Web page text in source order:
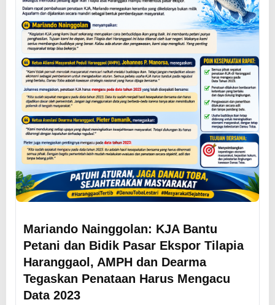
Mariando Nainggolan: KJA Bantu
Petani dan Bidik Pasar Ekspor Tilapia
Haranggaol, AMPH dan Dearma
Tegaskan Penataan Harus Mengacu
Data 2023